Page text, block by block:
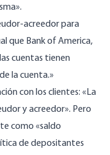
acreedor para
que Bank of America,
cuentas tienen
la cuenta.»
con los clientes: «La
y acreedor». Pero
como «saldo
de depositantes